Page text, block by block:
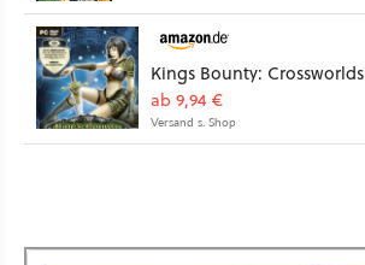
Kings Bounty: Crossworlds
ab 9,94 €
Versand s. Shop